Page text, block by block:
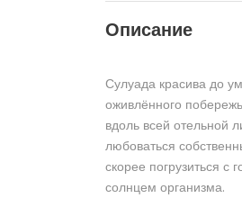
Описание
Сулуада красива до
оживлённого
вдоль всей отельной
любоваться
скорее погрузиться с
солнцем организма.